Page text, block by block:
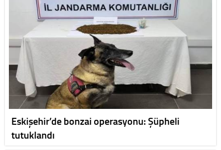
Eskişehir’de bonzai operasyonu: Şüpheli
tutuklandı